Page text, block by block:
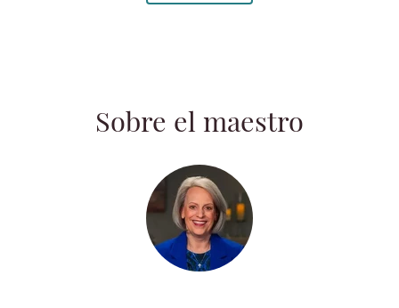
Sobre el maestro